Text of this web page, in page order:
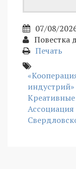
07/08/
Повестка
Печать
индустрий»